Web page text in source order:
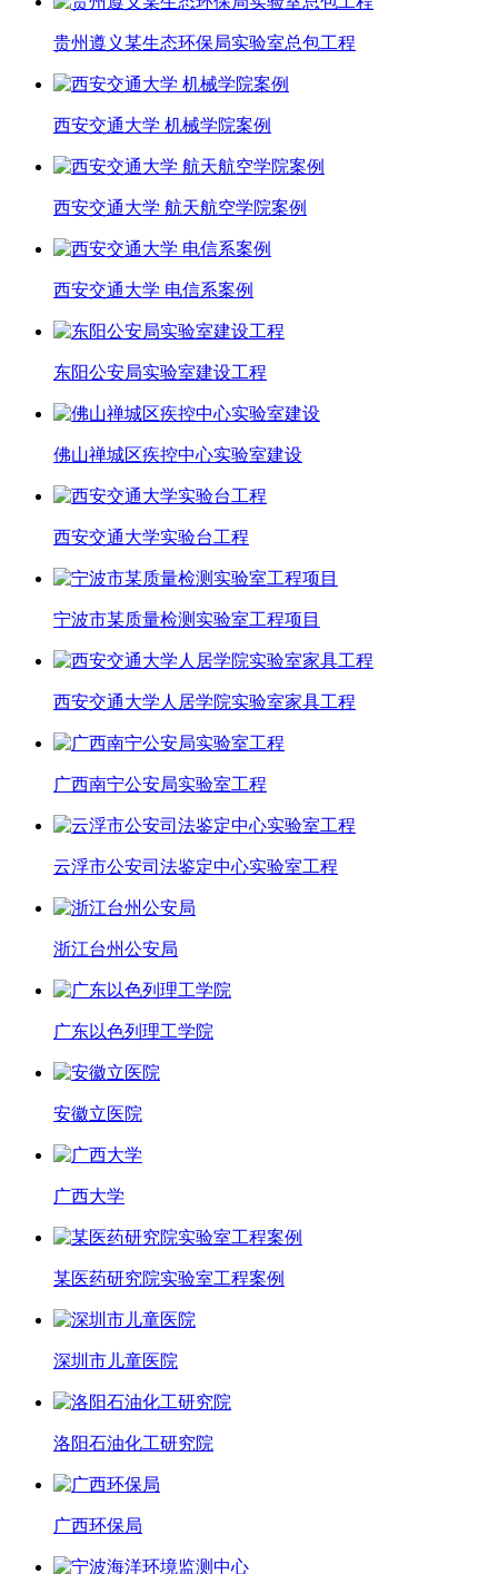
贵州遵义某生态环保局实验室总包工程
西安交通大学 机械学院案例
西安交通大学 航天航空学院案例
西安交通大学 电信系案例
东阳公安局实验室建设工程
佛山禅城区疾控中心实验室建设
西安交通大学实验台工程
宁波市某质量检测实验室工程项目
西安交通大学人居学院实验室家具工程
广西南宁公安局实验室工程
云浮市公安司法鉴定中心实验室工程
浙江台州公安局
广东以色列理工学院
安徽立医院
广西大学
某医药研究院实验室工程案例
深圳市儿童医院
洛阳石油化工研究院
广西环保局